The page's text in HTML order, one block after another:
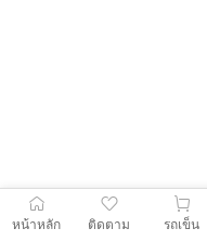
หน้าหลัก ติดตาม รถเข็น